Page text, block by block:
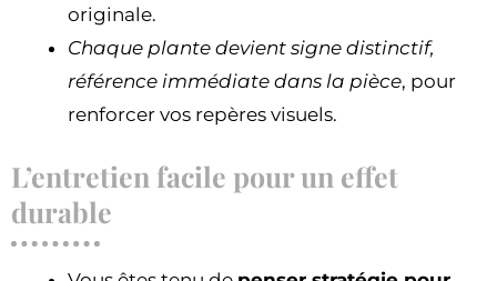
originale.
Chaque plante devient signe distinctif,
référence immédiate dans la pièce, pour
renforcer vos repères visuels.
L’entretien facile pour un effet
durable